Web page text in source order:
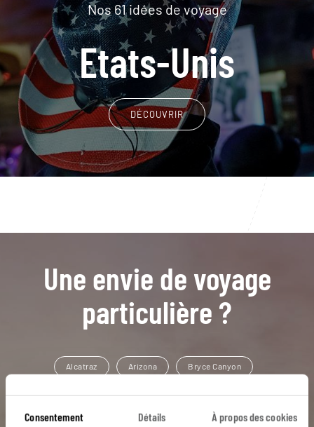
Consentement Détails À propos des cookies
Nos 61 idées de voyage
Etats-Unis
DÉCOUVRIR
Une envie de voyage
particulière ?
Alcatraz Arizona Bryce Canyon
Capitol Reef Far West Antelope Canyon
Big Sur Californie Golden Gate